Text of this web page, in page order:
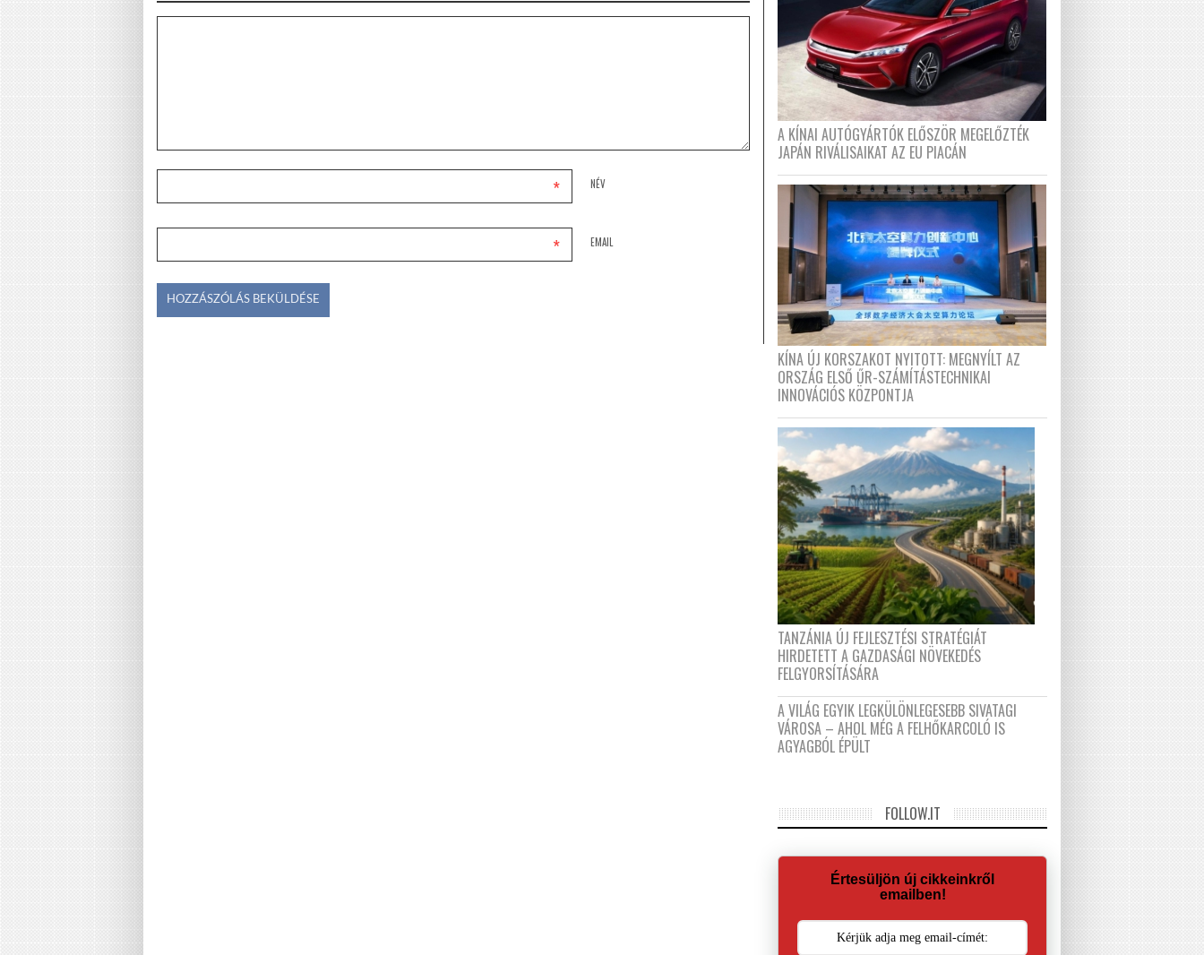
NÉV
*
EMAIL
*
A KÍNAI AUTÓGYÁRTÓK ELŐSZÖR MEGELŐZTÉK
JAPÁN RIVÁLISAIKAT AZ EU PIACÁN
KÍNA ÚJ KORSZAKOT NYITOTT: MEGNYÍLT AZ
ORSZÁG ELSŐ ŰR-SZÁMÍTÁSTECHNIKAI
INNOVÁCIÓS KÖZPONTJA
TANZÁNIA ÚJ FEJLESZTÉSI STRATÉGIÁT
HIRDETETT A GAZDASÁGI NÖVEKEDÉS
FELGYORSÍTÁSÁRA
A VILÁG EGYIK LEGKÜLÖNLEGESEBB SIVATAGI
VÁROSA – AHOL MÉG A FELHŐKARCOLÓ IS
AGYAGBÓL ÉPÜLT
FOLLOW.IT
Értesüljön új cikkeinkről
emailben!